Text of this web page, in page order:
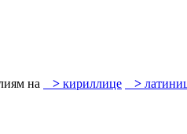
на
> кириллице >